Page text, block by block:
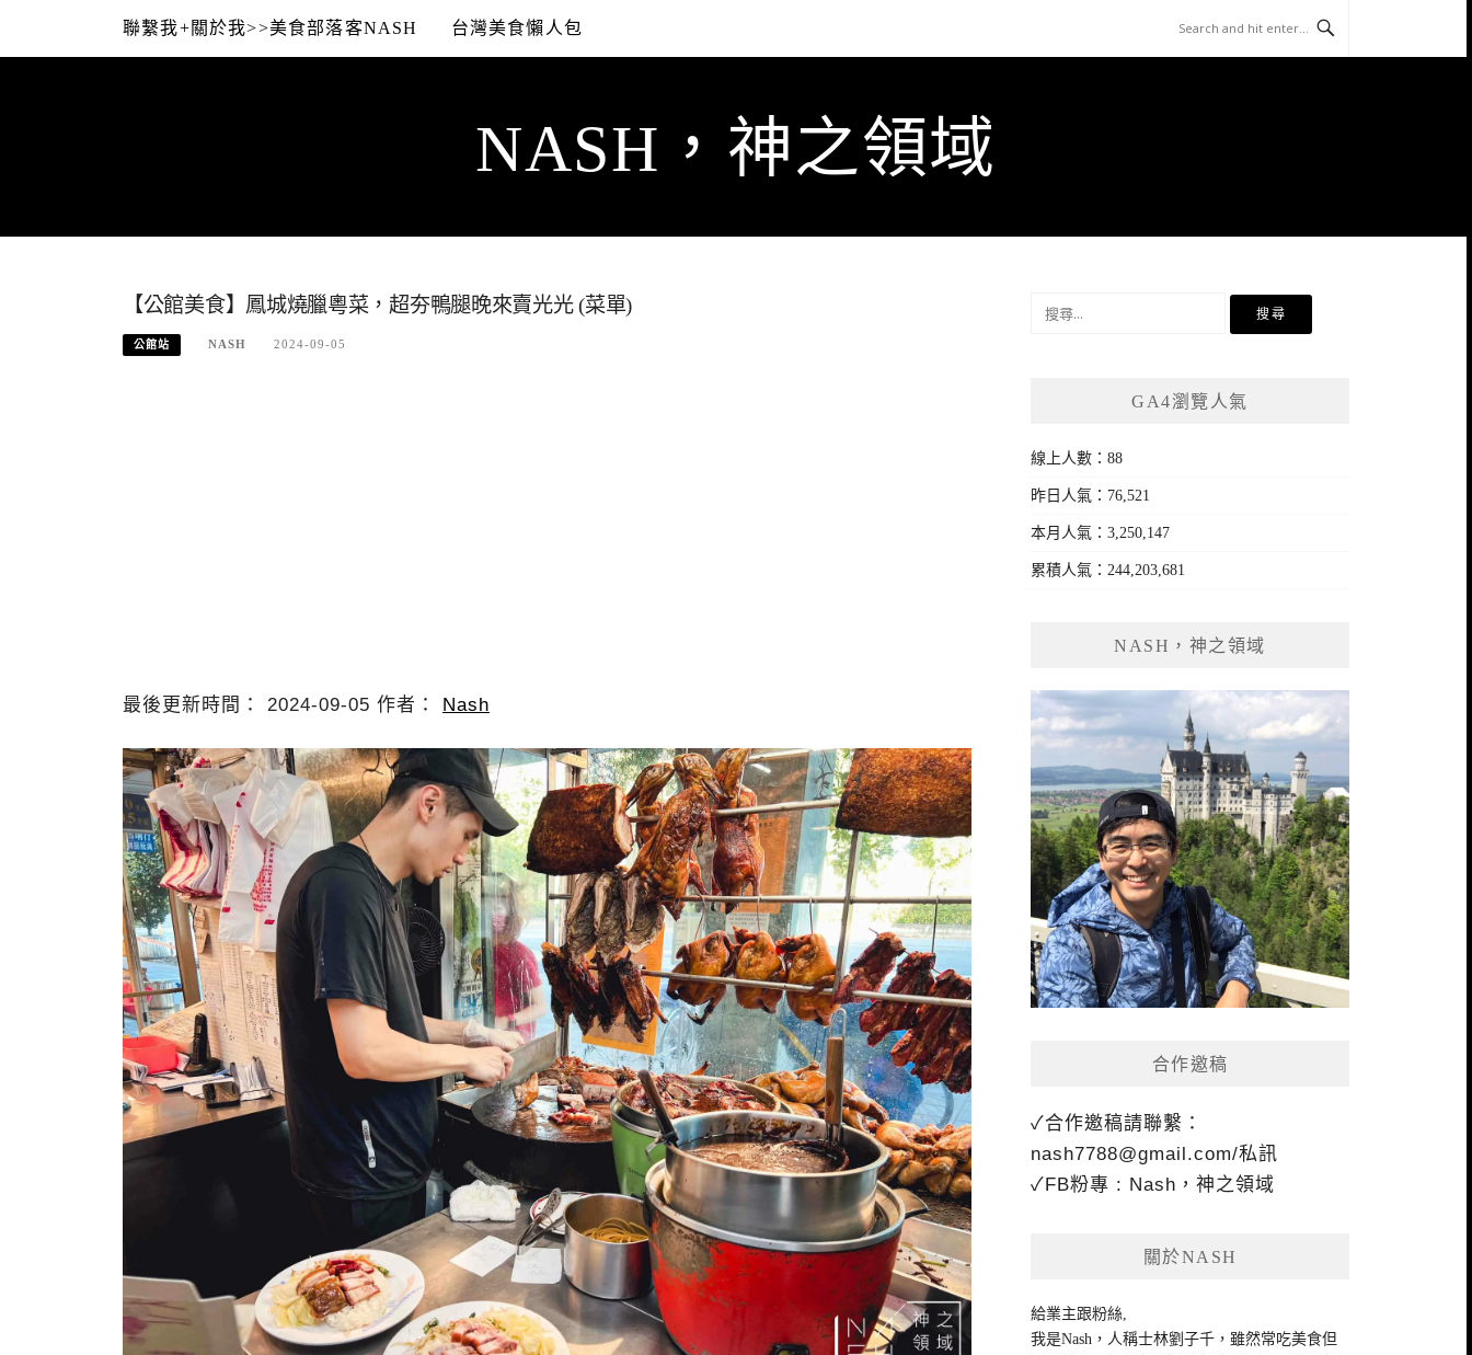
content
聯繫我+關於我>>美食部落客NASH 台灣美食懶人包
NASH，神之領域
【公館美食】鳳城燒臘粵菜，超夯鴨腿晚來賣光光 (菜單)
公館站 NASH 2024-09-05
最後更新時間： 2024-09-05 作者： Nash
GA4瀏覽人氣
線上人數：88
昨日人氣：76,521
本月人氣：3,250,147
累積人氣：244,203,681
NASH，神之領域
合作邀稿
✓合作邀稿請聯繫：
nash7788@gmail.com/私訊
✓FB粉專 : Nash，神之領域
關於NASH
給業主跟粉絲,
我是Nash，人稱士林劉子千，雖然常吃美食但